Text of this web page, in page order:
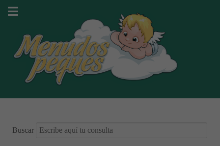
Buscar